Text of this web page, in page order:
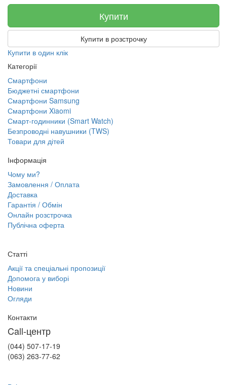
Купити
Купити в розстрочку
Купити в один клік
Категорії
Смартфони
Бюджетні смартфони
Смартфони Samsung
Смартфони Xiaomi
Смарт-годинники (Smart Watch)
Безпроводні навушники (TWS)
Товари для дітей
Інформація
Чому ми?
Замовлення / Оплата
Доставка
Гарантія / Обмін
Онлайн розстрочка
Публічна оферта
Статті
Акції та спеціальні пропозиції
Допомога у виборі
Новини
Огляди
Контакти
Call-центр
(044) 507-17-19
(063) 263-77-62